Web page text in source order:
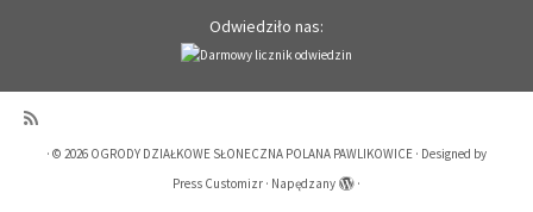
Odwiedziło nas:
· © 2026 OGRODY DZIAŁKOWE SŁONECZNA POLANA PAWLIKOWICE · Designed by
Press Customizr · Napędzany ·